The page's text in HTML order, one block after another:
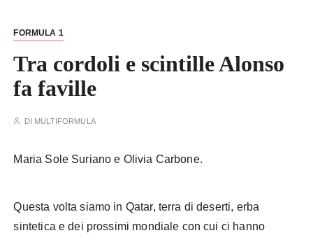
FORMULA 1
Tra cordoli e scintille Alonso
fa faville
DI MULTIFORMULA
Maria Sole Suriano e Olivia Carbone.
Questa volta siamo in Qatar, terra di deserti, erba
sintetica e dei prossimi mondiale con cui ci hanno